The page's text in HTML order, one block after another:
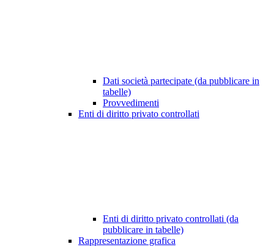
Dati società partecipate (da pubblicare in
tabelle)
Provvedimenti
Enti di diritto privato controllati
Enti di diritto privato controllati (da
pubblicare in tabelle)
Rappresentazione grafica